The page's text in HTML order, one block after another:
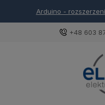
Arduino -
+48 603